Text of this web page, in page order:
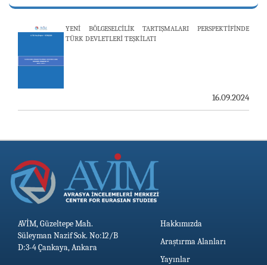
25.06.2026
YENİ BÖLGESELCİLİK TARTIŞMALARI PERSPEKTİFİNDE
TÜRK DEVLETLERİ TEŞKİLATI
16.09.2024
AVİM, Güzeltepe Mah.
Süleyman Nazif Sok. No:12/B
D:3-4 Çankaya, Ankara
Hakkımızda
Araştırma Alanları
Yayınlar